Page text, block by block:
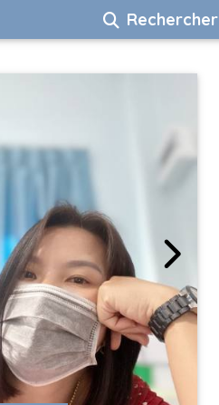
Rechercher